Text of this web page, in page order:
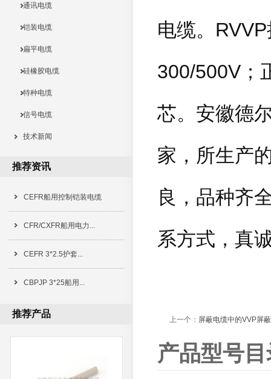
通讯电缆
铠装电缆
扁平电缆
硅橡胶电缆
特种电缆
信号电缆
技术新闻
推荐资讯
CEFR船用控制铠装电缆
CFR/CXFR船用电力...
CEFR 3*2.5护套...
CBPJP 3*25船用...
推荐产品
电缆。
300/500V；
芯。安徽德
家，所生产
良，品种齐
系方式，真
上一个： 屏蔽电缆中的VVP屏
产品型号